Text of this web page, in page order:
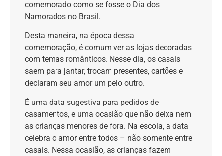
comemorado como se fosse o Dia dos
Namorados no Brasil.
Desta maneira, na época dessa
comemoração, é comum ver as lojas decoradas
com temas românticos. Nesse dia, os casais
saem para jantar, trocam presentes, cartões e
declaram seu amor um pelo outro.
É uma data sugestiva para pedidos de
casamentos, e uma ocasião que não deixa nem
as crianças menores de fora. Na escola, a data
celebra o amor entre todos – não somente entre
casais. Nessa ocasião, as crianças fazem